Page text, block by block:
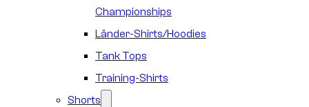
Championships
Länder-Shirts/Hoodies
Tank Tops
Training-Shirts
Shorts